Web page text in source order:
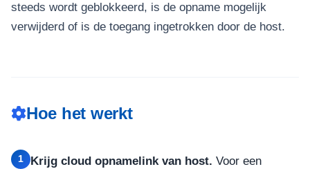
steeds wordt geblokkeerd, is de opname mogelijk
verwijderd of is de toegang ingetrokken door de host.
Hoe het werkt
1 Krijg cloud opnamelink van host. Voor een